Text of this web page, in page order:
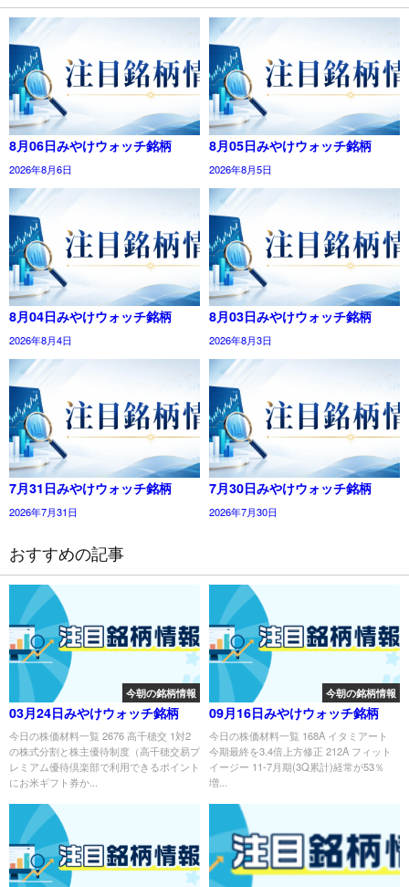
8月06日みやけウォッチ銘柄
2026年8月6日
8月05日みやけウォッチ銘柄
2026年8月5日
8月04日みやけウォッチ銘柄
2026年8月4日
8月03日みやけウォッチ銘柄
2026年8月3日
7月31日みやけウォッチ銘柄
2026年7月31日
7月30日みやけウォッチ銘柄
2026年7月30日
おすすめの記事
今朝の銘柄情報
03月24日みやけウォッチ銘柄
今日の株価材料一覧 2676 高千穂交 1対2
の株式分割と株主優待制度（高千穂交易プ
レミアム優待倶楽部で利用できるポイント
にお米ギフト券か...
今朝の銘柄情報
09月16日みやけウォッチ銘柄
今日の株価材料一覧 168A イタミアート
今期最終を3.4倍上方修正 212A フィット
イージー 11-7月期(3Q累計)経常が53％
増...